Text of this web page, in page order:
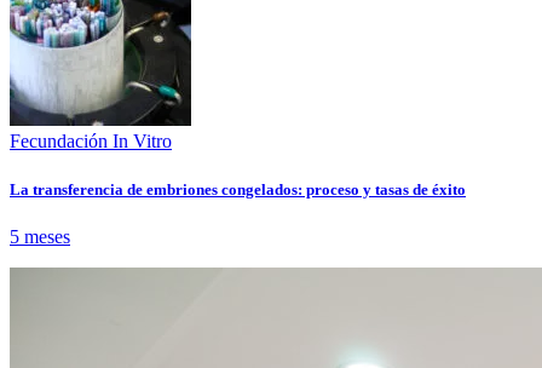
Fecundación In Vitro
La transferencia de embriones congelados: proceso y tasas de éxito
5 meses